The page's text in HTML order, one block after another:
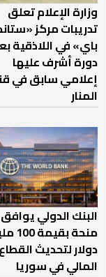
وزارة الإعلام تعلق
تدريبات مركز
باي» في اللاذقية
دورة أشرف عليها
إعلامي سابق في
المنار
البنك الدولي
منحة
دولار لتحديث القطاع
المالي في سوريا